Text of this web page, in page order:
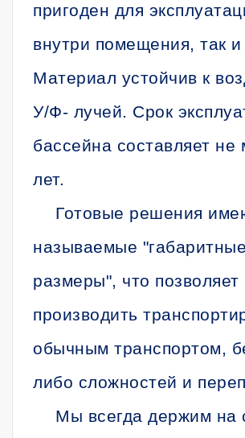
пригоден для
внутри помещения, так
Материал устойчив к
У/Ф- лучей. Срок
бассейна составляет не
лет.
Готовые решения
называемые "габаритные
размеры", что позволяет
производить
обычным транспортом,
либо сложностей и
Мы всегда держим на